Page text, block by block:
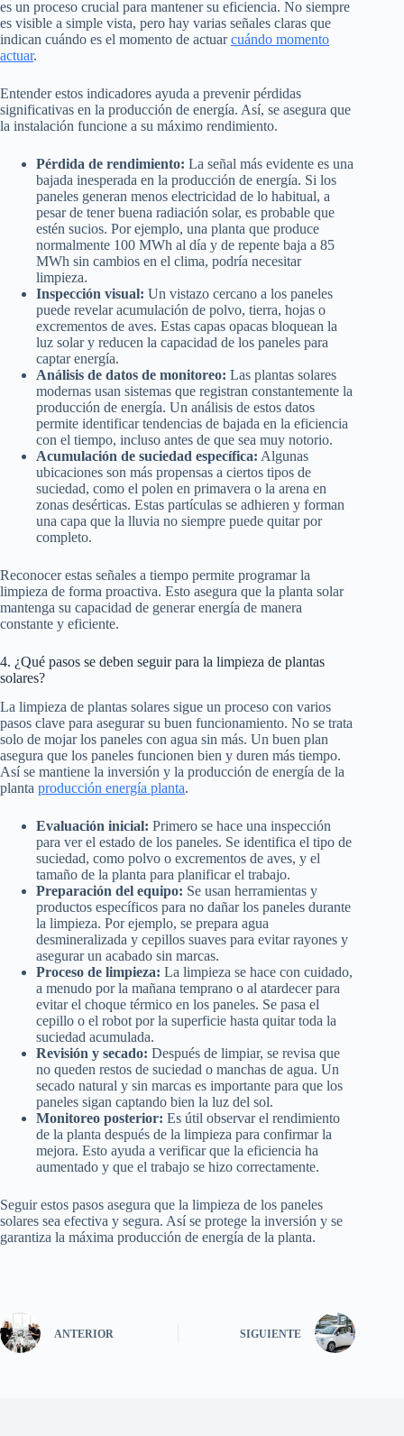
es un proceso crucial para mantener su eficiencia. No siempre
es visible a simple vista, pero hay varias señales claras que
indican cuándo es el momento de actuarcuándo momento
actuar.
Entender estos indicadores ayuda a prevenir pérdidas
significativas en la producción de energía. Así, se asegura que
la instalación funcione a su máximo rendimiento.
Pérdida de rendimiento: La señal más evidente es una
bajada inesperada en la producción de energía. Si los
paneles generan menos electricidad de lo habitual, a
pesar de tener buena radiación solar, es probable que
estén sucios. Por ejemplo, una planta que produce
normalmente 100 MWh al día y de repente baja a 85
MWh sin cambios en el clima, podría necesitar
limpieza.
Inspección visual: Un vistazo cercano a los paneles
puede revelar acumulación de polvo, tierra, hojas o
excrementos de aves. Estas capas opacas bloquean la
luz solar y reducen la capacidad de los paneles para
captar energía.
Análisis de datos de monitoreo: Las plantas solares
modernas usan sistemas que registran constantemente la
producción de energía. Un análisis de estos datos
permite identificar tendencias de bajada en la eficiencia
con el tiempo, incluso antes de que sea muy notorio.
Acumulación de suciedad específica: Algunas
ubicaciones son más propensas a ciertos tipos de
suciedad, como el polen en primavera o la arena en
zonas desérticas. Estas partículas se adhieren y forman
una capa que la lluvia no siempre puede quitar por
completo.
Reconocer estas señales a tiempo permite programar la
limpieza de forma proactiva. Esto asegura que la planta solar
mantenga su capacidad de generar energía de manera
constante y eficiente.
4. ¿Qué pasos se deben seguir para la limpieza de plantas
solares?
La limpieza de plantas solares sigue un proceso con varios
pasos clave para asegurar su buen funcionamiento. No se trata
solo de mojar los paneles con agua sin más. Un buen plan
asegura que los paneles funcionen bien y duren más tiempo.
Así se mantiene la inversión y la producción de energía de la
planta producción energía planta.
Evaluación inicial: Primero se hace una inspección
para ver el estado de los paneles. Se identifica el tipo de
suciedad, como polvo o excrementos de aves, y el
tamaño de la planta para planificar el trabajo.
Preparación del equipo: Se usan herramientas y
productos específicos para no dañar los paneles durante
la limpieza. Por ejemplo, se prepara agua
desmineralizada y cepillos suaves para evitar rayones y
asegurar un acabado sin marcas.
Proceso de limpieza: La limpieza se hace con cuidado,
a menudo por la mañana temprano o al atardecer para
evitar el choque térmico en los paneles. Se pasa el
cepillo o el robot por la superficie hasta quitar toda la
suciedad acumulada.
Revisión y secado: Después de limpiar, se revisa que
no queden restos de suciedad o manchas de agua. Un
secado natural y sin marcas es importante para que los
paneles sigan captando bien la luz del sol.
Monitoreo posterior: Es útil observar el rendimiento
de la planta después de la limpieza para confirmar la
mejora. Esto ayuda a verificar que la eficiencia ha
aumentado y que el trabajo se hizo correctamente.
Seguir estos pasos asegura que la limpieza de los paneles
solares sea efectiva y segura. Así se protege la inversión y se
garantiza la máxima producción de energía de la planta.
ANTERIOR SIGUIENTE